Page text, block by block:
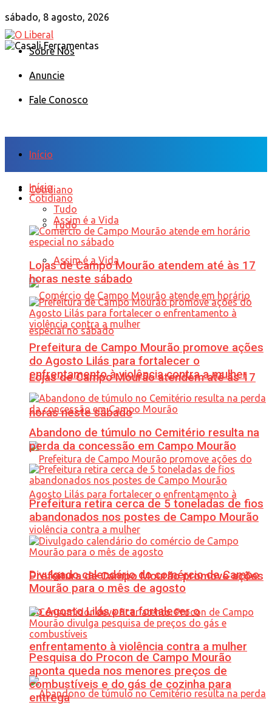
sábado, 8 agosto, 2026
Sobre Nós
Anuncie
Fale Conosco
Início
Cotidiano
Tudo
Assim é a Vida
Lojas de Campo Mourão atendem até às 17
horas neste sábado
Prefeitura de Campo Mourão promove ações
do Agosto Lilás para fortalecer o
enfrentamento à violência contra a mulher
Início
Cotidiano
Tudo
Assim é a Vida
Lojas de Campo Mourão atendem até às 17
horas neste sábado
Prefeitura de Campo Mourão promove ações
do Agosto Lilás para fortalecer o
enfrentamento à violência contra a mulher
Abandono de túmulo no Cemitério resulta na
perda da concessão em Campo Mourão
Prefeitura retira cerca de 5 toneladas de fios
abandonados nos postes de Campo Mourão
Divulgado calendário do comércio de Campo
Mourão para o mês de agosto
Pesquisa do Procon de Campo Mourão
aponta queda nos menores preços de
combustíveis e do gás de cozinha para
entrega